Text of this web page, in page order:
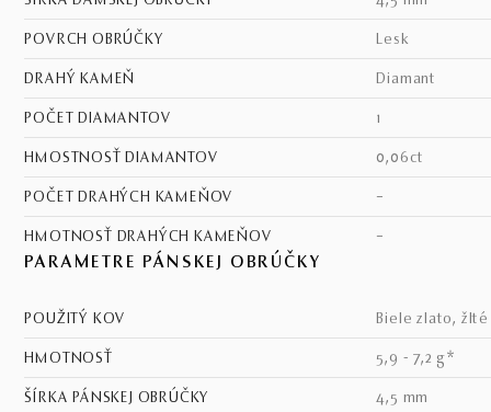
POVRCH OBRÚČKY lesk
DRAHÝ KAMEŇ diamant
POČET DIAMANTOV 1
HMOSTNOSŤ DIAMANTOV 0,06ct
POČET DRAHÝCH KAMEŇOV –
HMOTNOSŤ DRAHÝCH KAMEŇOV –
PARAMETRE PÁNSKEJ OBRÚČKY
POUŽITÝ KOV biele zlato,
HMOTNOSŤ 5,9 - 7,2 g*
ŠÍRKA PÁNSKEJ OBRÚČKY 4,5 mm